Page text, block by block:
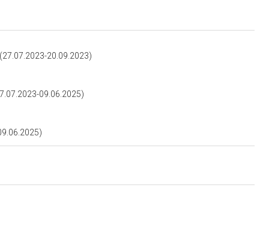
(27.07.2023-20.09.2023)
09.06.2025)